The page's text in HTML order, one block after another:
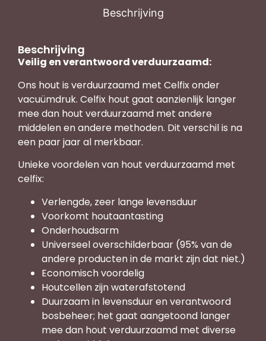
Beschrijving
Beschrijving
Veilig en verantwoord verduurzaamd:
Ons hout is verduurzaamd met Celfix onder
vacuümdruk. Celfix hout gaat aanzienlijk langer
mee dan hout verduurzaamd met andere
middelen en andere methoden. Dit verschil is na
een paar jaar al merkbaar.
Unieke voordelen van hout verduurzaamd met
celfix:
Verlengde, zeer lange levensduur
Voorkomt houtaantasting
Onderhoudsarm
Universeel overschilderbaar (95% van de
andere producten in de markt zijn dat niet.)
Economisch voordelig
Houtcellen zijn waterafstotend
Duurzaam in levensduur en verantwoord
bosbeheer; het gaat aangetoond langer
mee dan hout verduurzaamd met diverse